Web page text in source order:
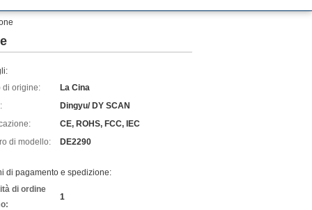
di origine:
La Cina
Dingyu/ DY SCAN
CE, ROHS, FCC, IEC
di modello:
DE2290
di pagamento e spedizione:
di ordine
1